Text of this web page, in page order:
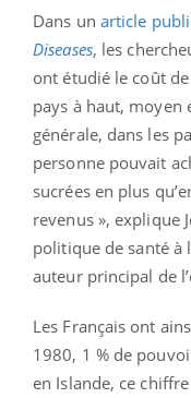
Dans un article
Diseases, les
ont étudié le coût
pays à haut, moyen
générale, dans les
personne pouvait
sucrées en plus
revenus », explique
politique de santé à
auteur principal de
Les Français ont
1980, 1 % de
en Islande, ce